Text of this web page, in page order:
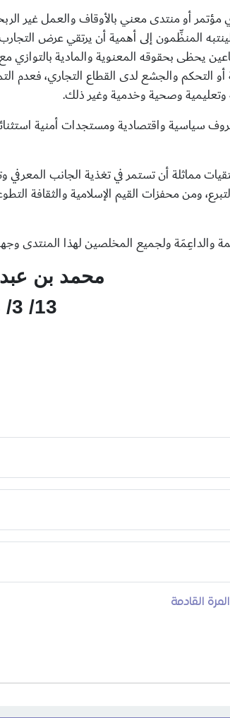
مؤتمر أو منتدى معني بالأوقاف والعمل غير
لينتبه المنظِّمون إلى أهمية أن يرتقي عرض
يحظى بحقوقه المعنوية والمادية
التحكم والجشع لدى القطاع التجاري، فعدم
وتعليمية وصحية وخدمية وغير ذلك.
سياسية واقتصادية ومستجدات أمنية
مماثلة أن تستمر في تغذية الجانب
ومن محفزات القيم الإسلامية والثقافة
ولجميع المخلصين لهذا المنتدى
محمد بن
13/ 3/ 1438هـ
القادمة